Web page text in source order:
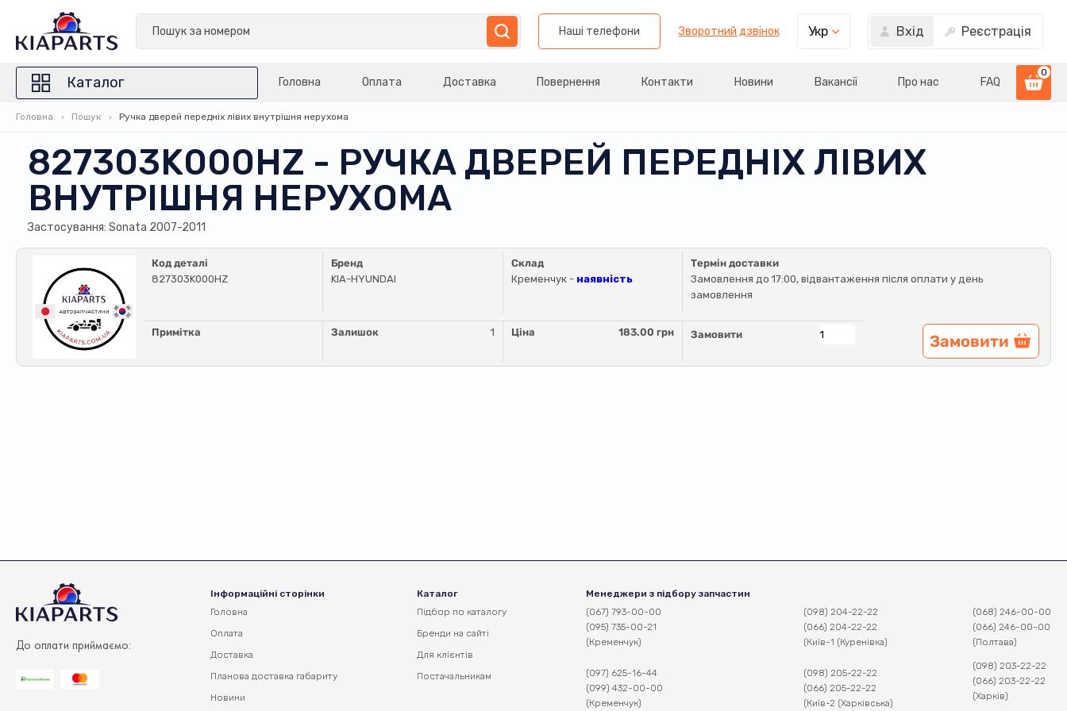
Наші телефони Зворотний дзвінок Укр Вхід Реєстрація
Каталог Головна Оплата Доставка Повернення Контакти Новини Вакансії Про нас FAQ
0
Головна Пошук Ручка дверей передніх лівих внутрішня нерухома
827303K000HZ - РУЧКА ДВЕРЕЙ ПЕРЕДНІХ ЛІВИХ
ВНУТРІШНЯ НЕРУХОМА
Застосування: Sonata 2007-2011
Код деталі
827303K000HZ
Бренд
KIA-HYUNDAI
Склад
Кременчук - наявність
Термін доставки
Замовлення до 17:00, відвантаження після оплати у день
замовлення
Примітка Залишок 1 Ціна 183.00 грн Замовити Замовити
До оплати приймаємо:
Інформаційні сторінки
Головна
Оплата
Доставка
Планова доставка габариту
Новини
Каталог
Підбор по каталогу
Бренди на сайті
Для клієнтів
Постачальникам
Менеджери з підбору запчастин
(067) 793-00-00
(095) 735-00-21
(Кременчук)
(097) 625-16-44
(099) 432-00-00
(Кременчук)
(098) 204-22-22
(066) 204-22-22
(Київ-1 (Куренівка)
(098) 205-22-22
(066) 205-22-22
(Київ-2 (Харківська)
(068) 246-00-00
(066) 246-00-00
(Полтава)
(098) 203-22-22
(066) 203-22-22
(Харків)